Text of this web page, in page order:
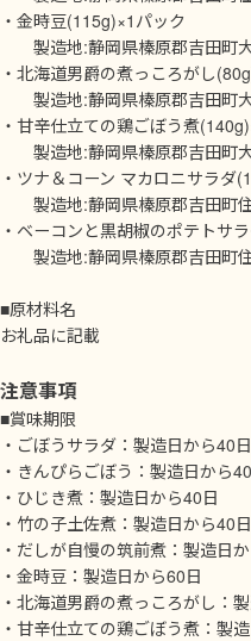
・金時豆(115g)×1パック
製造地:静岡県榛原郡吉田町
・北海道男爵の煮っころがし
製造地:静岡県榛原郡吉田町
・甘辛仕立ての鶏ごぼう煮
製造地:静岡県榛原郡吉田町
・ツナ＆コーン マカロニサラダ
製造地:静岡県榛原郡吉田町
・ベーコンと黒胡椒のポテトサ
製造地:静岡県榛原郡吉田町
■原材料名
お礼品に記載
注意事項
■賞味期限
・ごぼうサラダ：製造日から40日
・きんぴらごぼう：製造日から
・ひじき煮：製造日から40日
・竹の子土佐煮：製造日から40日
・だしが自慢の筑前煮：製造日
・金時豆：製造日から60日
・北海道男爵の煮っころがし：
・甘辛仕立ての鶏ごぼう煮：製